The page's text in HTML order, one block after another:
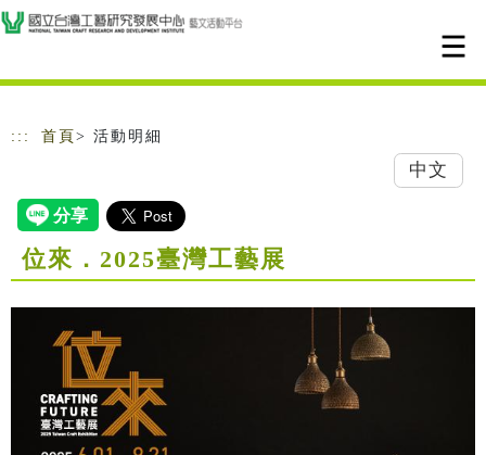
跳到主要內容
網站導覽
::: 首頁 > 活動明細
中文
位來．2025臺灣工藝展